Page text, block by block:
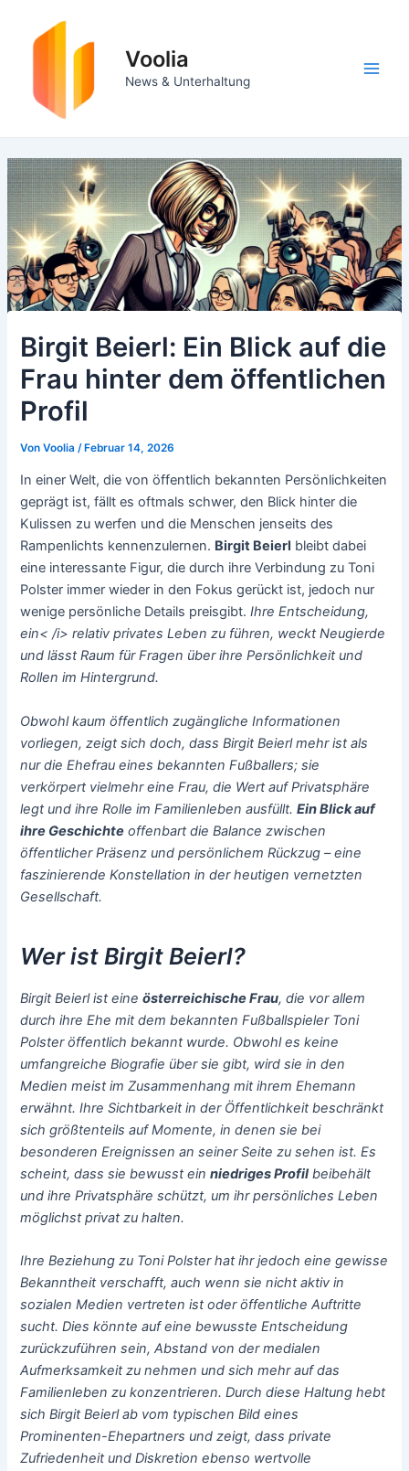
Voolia
News & Unterhaltung
Birgit Beierl: Ein Blick auf die
Frau hinter dem öffentlichen
Profil
VonVoolia/Februar 14, 2026
In einer Welt, die von öffentlich bekannten Persönlichkeiten
geprägt ist, fällt es oftmals schwer, den Blick hinter die
Kulissen zu werfen und die Menschen jenseits des
Rampenlichts kennenzulernen. Birgit Beierl bleibt dabei
eine interessante Figur, die durch ihre Verbindung zu Toni
Polster immer wieder in den Fokus gerückt ist, jedoch nur
wenige persönliche Details preisgibt.Ihre Entscheidung,
ein< /i> relativ privates Leben zu führen, weckt Neugierde
und lässt Raum für Fragen über ihre Persönlichkeit und
Rollen im Hintergrund.
Obwohl kaum öffentlich zugängliche Informationen
vorliegen, zeigt sich doch, dass Birgit Beierl mehr ist als
nur die Ehefrau eines bekannten Fußballers; sie
verkörpert vielmehr eine Frau, die Wert auf Privatsphäre
legt und ihre Rolle im Familienleben ausfüllt.Ein Blick auf
ihre Geschichte offenbart die Balance zwischen
öffentlicher Präsenz und persönlichem Rückzug – eine
faszinierende Konstellation in der heutigen vernetzten
Gesellschaft.
Wer ist Birgit Beierl?
Birgit Beierl ist eineösterreichische Frau, die vor allem
durch ihre Ehe mit dem bekannten Fußballspieler Toni
Polsteröffentlich bekannt wurde. Obwohl es keine
umfangreiche Biografie über sie gibt, wird sie in den
Medien meist im Zusammenhang mit ihrem Ehemann
erwähnt. Ihre Sichtbarkeit in der Öffentlichkeit beschränkt
sich größtenteils auf Momente, in denen sie bei
besonderen Ereignissen an seiner Seite zu sehen ist. Es
scheint, dass sie bewusst einniedriges Profil beibehält
und ihre Privatsphäre schützt, um ihr persönliches Leben
möglichst privat zu halten.
Ihre Beziehung zu Toni Polster hat ihr jedoch eine gewisse
Bekanntheit verschafft, auch wenn sie nicht aktiv in
sozialen Medien vertreten ist oder öffentliche Auftritte
sucht. Dies könnte auf eine bewusste Entscheidung
zurückzuführen sein, Abstand von der medialen
Aufmerksamkeit zu nehmen und sich mehr auf das
Familienleben zu konzentrieren. Durch diese Haltung hebt
sich Birgit Beierl ab vom typischen Bild eines
Prominenten-Ehepartners und zeigt, dass private
Zufriedenheit und Diskretion ebenso wertvolle